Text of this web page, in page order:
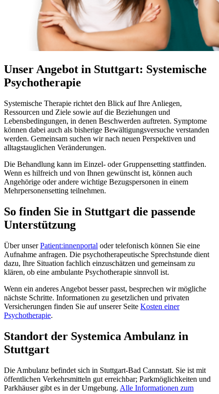
Unser Angebot in Stuttgart: Systemische
Psychotherapie
Systemische Therapie richtet den Blick auf Ihre Anliegen,
Ressourcen und Ziele sowie auf die Beziehungen und
Lebensbedingungen, in denen Beschwerden auftreten. Symptome
können dabei auch als bisherige Bewältigungsversuche verstanden
werden. Gemeinsam suchen wir nach neuen Perspektiven und
alltagstauglichen Veränderungen.
Die Behandlung kann im Einzel- oder Gruppensetting stattfinden.
Wenn es hilfreich und von Ihnen gewünscht ist, können auch
Angehörige oder andere wichtige Bezugspersonen in einem
Mehrpersonensetting teilnehmen.
So finden Sie in Stuttgart die passende
Unterstützung
Über unserPatient:innenportal oder telefonisch können Sie eine
Aufnahme anfragen. Die psychotherapeutische Sprechstunde dient
dazu, Ihre Situation fachlich einzuschätzen und gemeinsam zu
klären, ob eine ambulante Psychotherapie sinnvoll ist.
Wenn ein anderes Angebot besser passt, besprechen wir mögliche
nächste Schritte. Informationen zu gesetzlichen und privaten
Versicherungen finden Sie auf unserer Seite Kosten einer
Psychotherapie.
Standort der Systemica Ambulanz in
Stuttgart
Die Ambulanz befindet sich in Stuttgart-Bad Cannstatt. Sie ist mit
öffentlichen Verkehrsmitteln gut erreichbar; Parkmöglichkeiten und
Parkhäuser gibt es in der Umgebung. Alle Informationen zum